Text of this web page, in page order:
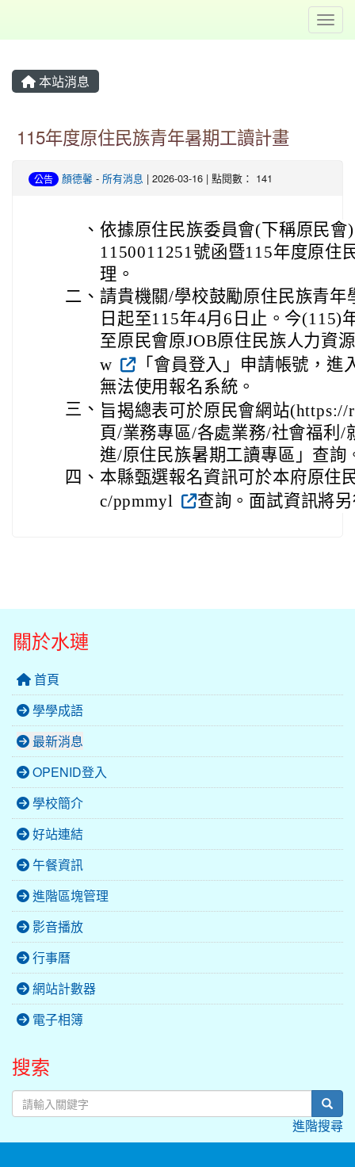
本站消息
115年度原住民族青年暑期工讀計畫
公告 顏德馨 - 所有消息 | 2026-03-16 | 點閱數： 141
、 依據原住民族委員會(下稱原民
1150011251號函暨115年度原住
理。
二、 請貴機關/學校鼓勵原住民族青年
日起至115年4月6日止。今(115)
至原民會原JOB原住民族人力資
w
「會員登入」申請帳號，
無法使用報名系統。
三、 旨揭總表可於原民會網站
頁/業務專區/各處業務/社會福利/
進/原住民族暑期工讀專區」查詢
四、 本縣甄選報名資訊可於本府原住
c/ppmmyl
查詢。面試資訊將
關於水璉
首頁
學學成語
最新消息
OPENID登入
學校簡介
好站連結
午餐資訊
進階區塊管理
影音播放
行事曆
網站計數器
電子相簿
搜索
進階搜尋